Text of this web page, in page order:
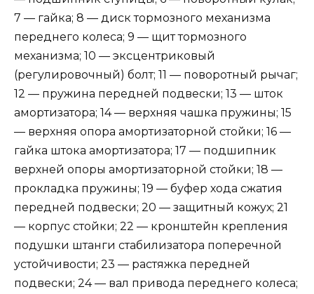
7 — гайка; 8 — диск тормозного механизма
переднего колеса; 9 — щит тормозного
механизма; 10 — эксцентриковый
(регулировочный) болт; 11 — поворотный рычаг;
12 — пружина передней подвески; 13 — шток
амортизатора; 14 — верхняя чашка пружины; 15
— верхняя опора амортизаторной стойки; 16 —
гайка штока амортизатора; 17 — подшипник
верхней опоры амортизаторной стойки; 18 —
прокладка пружины; 19 — буфер хода сжатия
передней подвески; 20 — защитный кожух; 21
— корпус стойки; 22 — кронштейн крепления
подушки штанги стабилизатора поперечной
устойчивости; 23 — растяжка передней
подвески; 24 — вал привода переднего колеса;